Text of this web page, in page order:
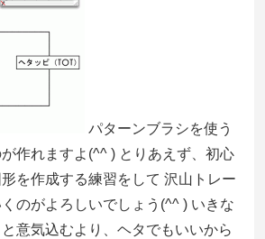
パターンブラシを使う
作れますよ(^^ ) とりあえず、初心
を作成する練習をして 沢山トレー
のがよろしいでしょう(^^ ) いきな
意気込むより、ヘタでもいいから